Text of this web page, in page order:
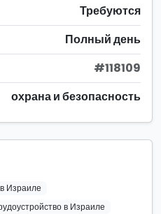
Требуются
Полный день
#118109
охрана и безопасность
Израиле
в Израиле